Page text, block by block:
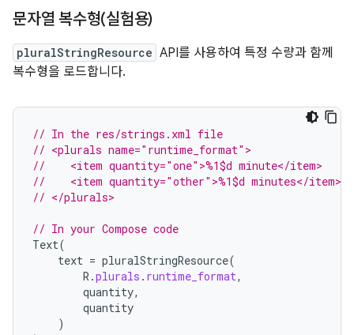
문자열 복수형(실험용)
pluralStringResource API를 사용하여 특정 수량과 함께
복수형을 로드합니다.
// In the res/strings.xml file
// <plurals name="runtime_format">
//    <item quantity="one">%1$d minute</item>
//    <item quantity="other">%1$d minutes</item>
// </plurals>
// In your Compose code
Text(
text = pluralStringResource(
R .plurals . runtime_format,
quantity,
quantity
)